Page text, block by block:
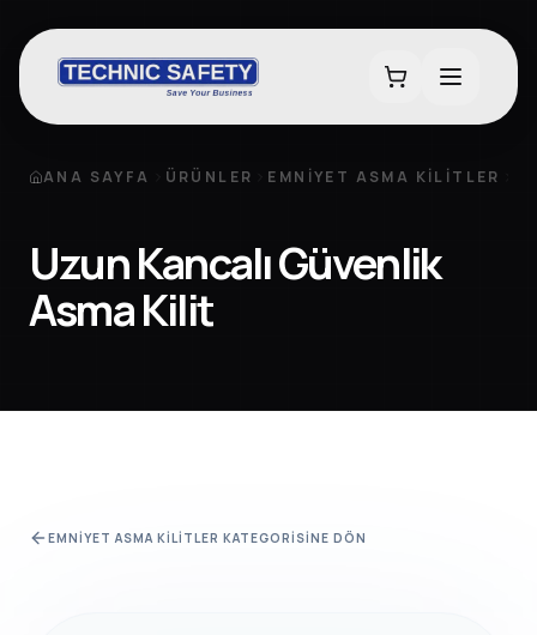
ANA SAYFA ÜRÜNLER EMNIYET ASMA KILITLER
Uzun Kancalı Güvenlik
Asma Kilit
EMNIYET ASMA KILITLER KATEGORISINE DÖN